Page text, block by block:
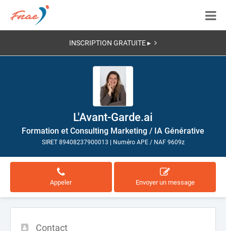
INSCRIPTION GRATUITE ▸
L'Avant-Garde.ai
Formation et Consulting Marketing / IA Générative
SIRET 89408237900013 Numéro APE / NAF 9609z
Appeler Envoyer un message
Contact